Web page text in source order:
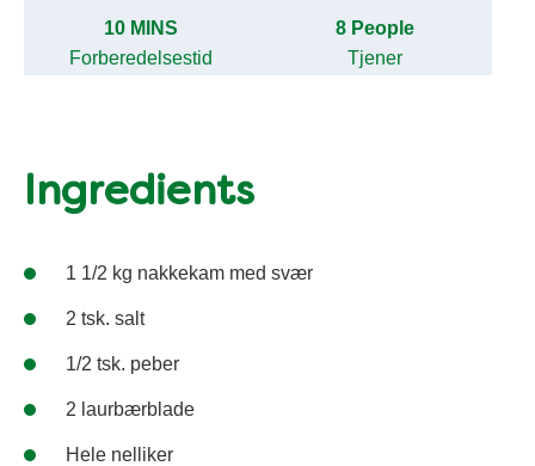
10 MINS
Forberedelsestid
8 People
Tjener
Ingredients
1 1/2 kg nakkekam med svær
2 tsk. salt
1/2 tsk. peber
2 laurbærblade
Hele nelliker